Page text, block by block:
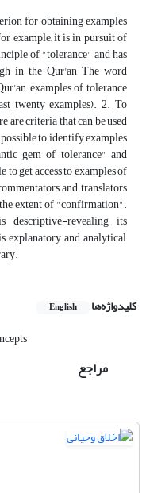
for obtaining examples
example, it is in pursuit of
of "tolerance" and has
in the Qur'an The word
examples of tolerance
twenty examples). 2. To
are criteria that can be used
to identify examples
gem of tolerance" and
get access to examples of
and translators
extent of "confirmation".
revealing, its
explanatory and analytical,
کلیدواژه‌ها English
مراجع